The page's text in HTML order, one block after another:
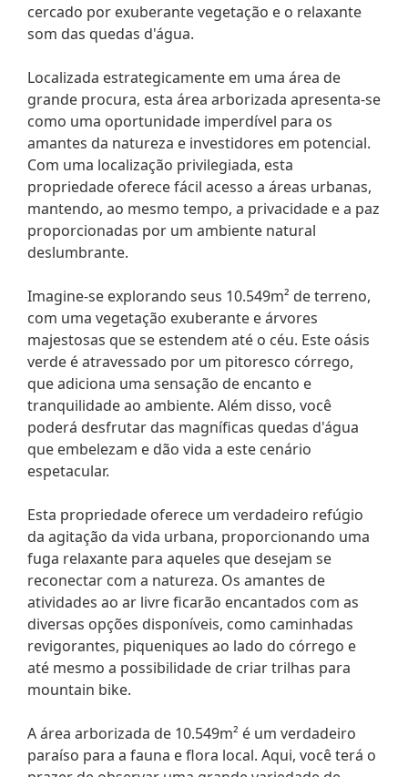
cercado por exuberante vegetação e o relaxante
som das quedas d'água.
Localizada estrategicamente em uma área de
grande procura, esta área arborizada apresenta-se
como uma oportunidade imperdível para os
amantes da natureza e investidores em potencial.
Com uma localização privilegiada, esta
propriedade oferece fácil acesso a áreas urbanas,
mantendo, ao mesmo tempo, a privacidade e a paz
proporcionadas por um ambiente natural
deslumbrante.
Imagine-se explorando seus 10.549m² de terreno,
com uma vegetação exuberante e árvores
majestosas que se estendem até o céu. Este oásis
verde é atravessado por um pitoresco córrego,
que adiciona uma sensação de encanto e
tranquilidade ao ambiente. Além disso, você
poderá desfrutar das magníficas quedas d'água
que embelezam e dão vida a este cenário
espetacular.
Esta propriedade oferece um verdadeiro refúgio
da agitação da vida urbana, proporcionando uma
fuga relaxante para aqueles que desejam se
reconectar com a natureza. Os amantes de
atividades ao ar livre ficarão encantados com as
diversas opções disponíveis, como caminhadas
revigorantes, piqueniques ao lado do córrego e
até mesmo a possibilidade de criar trilhas para
mountain bike.
A área arborizada de 10.549m² é um verdadeiro
paraíso para a fauna e flora local. Aqui, você terá o